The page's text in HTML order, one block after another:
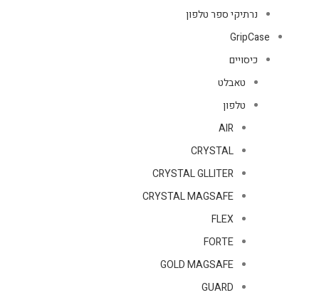
נרתיקי ספר טלפון
GripCase
כיסויים
טאבלט
טלפון
AIR
CRYSTAL
CRYSTAL GLLITER
CRYSTAL MAGSAFE
FLEX
FORTE
GOLD MAGSAFE
GUARD